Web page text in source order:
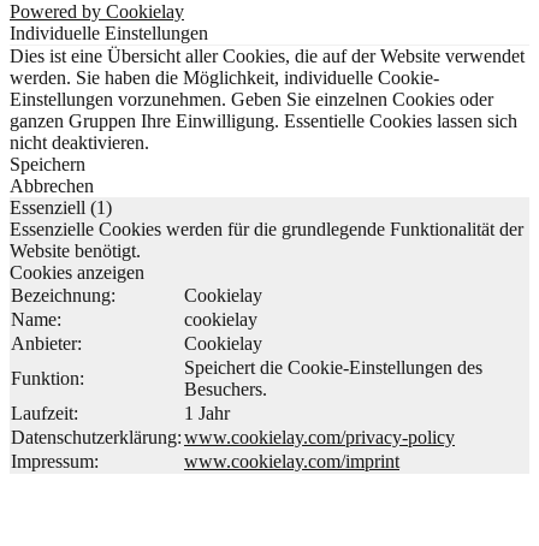
Powered by Cookielay
Individuelle Einstellungen
Dies ist eine Übersicht aller Cookies, die auf der Website verwendet
werden. Sie haben die Möglichkeit, individuelle Cookie-
Einstellungen vorzunehmen. Geben Sie einzelnen Cookies oder
ganzen Gruppen Ihre Einwilligung. Essentielle Cookies lassen sich
nicht deaktivieren.
Speichern
Abbrechen
Essenziell (1)
Essenzielle Cookies werden für die grundlegende Funktionalität der
Website benötigt.
Cookies anzeigen
Bezeichnung:
Cookielay
Name:
cookielay
Anbieter:
Cookielay
Funktion:
Speichert die Cookie-Einstellungen des
Besuchers.
Laufzeit:
1 Jahr
Datenschutzerklärung:www.cookielay.com/privacy-policy
Impressum:
www.cookielay.com/imprint